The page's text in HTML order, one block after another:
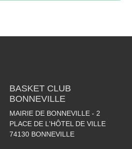
BASKET CLUB
BONNEVILLE
MAIRIE DE BONNEVILLE - 2
PLACE DE L'HÔTEL DE VILLE
74130 BONNEVILLE